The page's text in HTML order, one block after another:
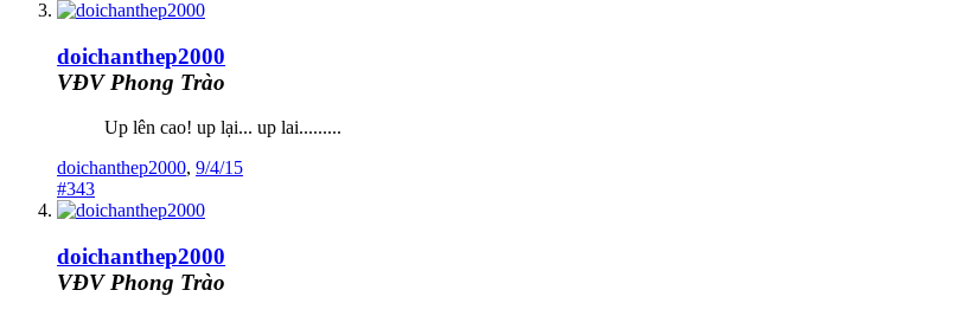
doichanthep2000
VĐV Phong Trào
Up lên cao! up lại... up lai.........
doichanthep2000, 9/4/15
#343
doichanthep2000
VĐV Phong Trào